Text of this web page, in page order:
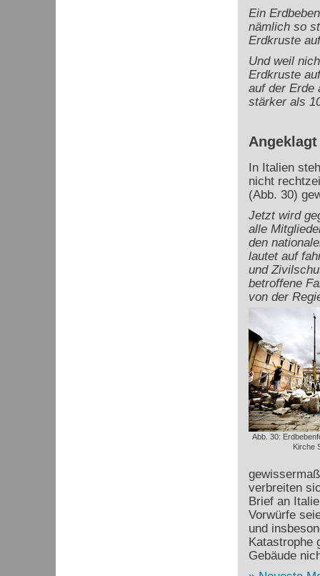
Ein
nämlich so
Erdkruste
Und weil
Erdkruste
auf der Erde
stärker als
In Italien
nicht
(Abb. 30)
Jetzt wird
alle
den
lautet auf
und
betroffene
von der
Abb. 30:
Kirche
verbreiten
Brief an
Vorwürfe
und
Katastrophe
Gebäude